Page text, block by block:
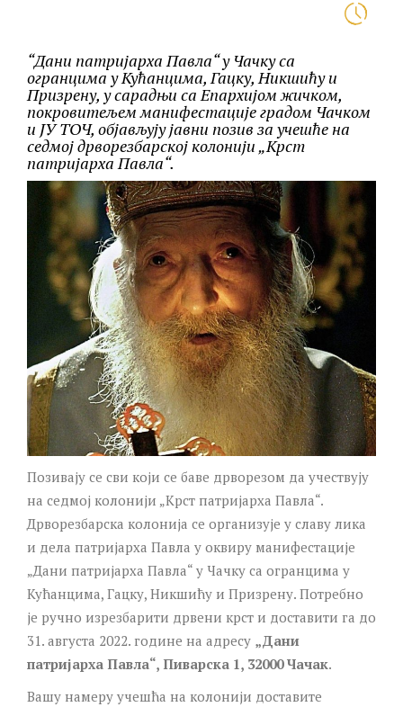
“Дани патријарха Павла“ у Чачку са
огранцима у Кућанцима, Гацку, Никшићу и
Призрену, у сарадњи са Епархијом жичком,
покровитељем манифестације градом Чачком
и ЈУ ТОЧ, објављују јавни позив за учешће на
седмој дрворезбарској колонији „Крст
патријарха Павла“.
Позивају се сви који се баве дрворезом да учествују
на седмој колонији „Крст патријарха Павла“.
Дрворезбарска колонија се организује у славу лика
и дела патријарха Павла у оквиру манифестације
„Дани патријарха Павла“ у Чачку са огранцима у
Кућанцима, Гацку, Никшићу и Призрену. Потребно
је ручно изрезбарити дрвени крст и доставити га до
31. августа 2022. године на адресу „Дани
патријарха Павла“, Пиварска 1, 32000 Чачак.
Вашу намеру учешћа на колонији доставите